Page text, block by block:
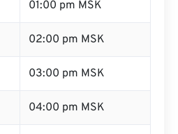
01:00 pm MSK
02:00 pm MSK
03:00 pm MSK
04:00 pm MSK